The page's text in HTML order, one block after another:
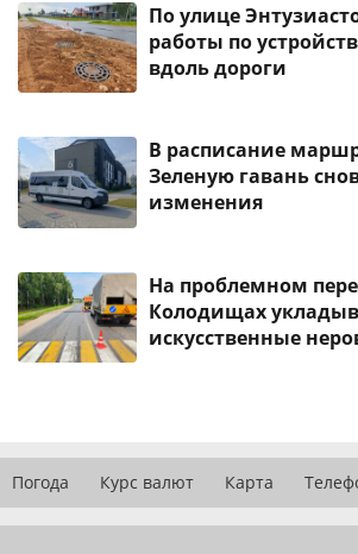
По улице
работы по
вдоль дороги
В расписание
Зеленую гавань
изменения
На проблемном
Колодищах
искусственные
Погода Курс валют Карта